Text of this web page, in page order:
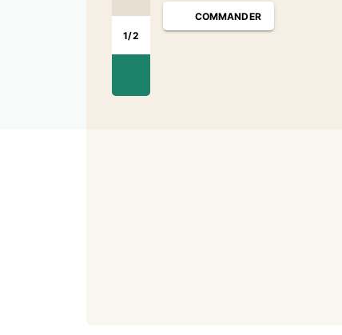
1/2
COMMANDER